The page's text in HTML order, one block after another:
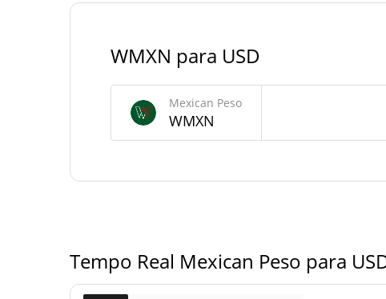
Fornecimento de Mexican Peso
Fornecimento em
circulação
WMXN para USD
Mexican Peso
WMXN
Tempo Real Mexican Peso para